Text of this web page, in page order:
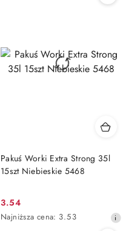
Pakuś Worki Extra Strong 35l
15szt Niebieskie 5468
Cena
promocyjna:
3.54
Najniższa
Najniższa cena: 3.53